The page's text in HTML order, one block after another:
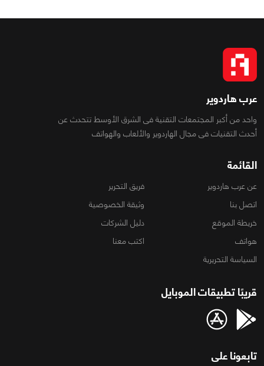
عرب هاردوير
واحد من أكبر المجتمعات التقنية فى الشرق الأوسط تتحدث عن
أحدث التقنيات فى مجال الهاردوير والألعاب والهواتف
القائمة
عن عرب هاردوير
فريق التحرير
اتصل بنا
وثيقة الخصوصية
خريطة الموقع
دليل الشركات
هواتف
اكتب معنا
السياسة التحريرية
قريبًا تطبيقات الموبايل
تابعونا على